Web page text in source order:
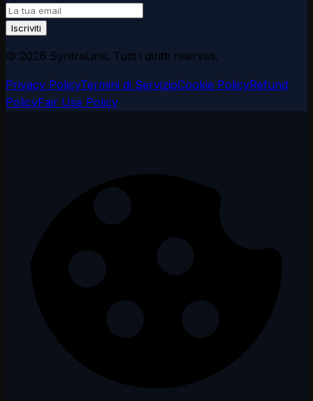
Iscriviti
© 2026 SyntraLink. Tutti i diritti riservati.
Privacy PolicyTermini di ServizioCookie PolicyRefund
PolicyFair Use Policy